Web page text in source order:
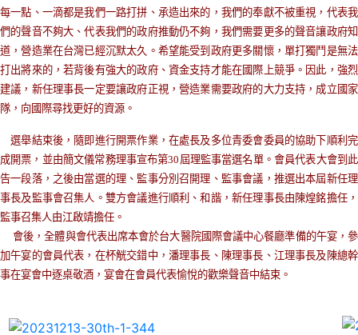
每一點、一滴都是我們一路打拼、承造出來的，我們的奉獻不被重視，代表我
們的聲音不夠大、代表我們的政府推動仍不夠，我們需要更多的聲音讓政府知
道，營造業在台灣已經沉默太久。希望能受到政府更多關懷，單打獨鬥是無法
打出將來的，若背後有強大的政府、資金支持才能在國際上競爭。因此，強烈
建議，新任理事長一定要讓政府正視，營造業需要政府的大力支持，成立國家
隊，向國際尋找更好的資源。
選舉結束後，隨即進行開票作業，在處長及多位青委會委員的協助下順利完
成開票，並由簡文儀常務理事宣布第30屆理監事當選名單。會員代表大會到此
告一段落，之後由當選的理、監事分別召開理、監事會議，推選出本屆新任理
事長及監事會召集人。雙方會議進行順利、和諧，新任理事長由陳煌銘擔任，
監事召集人由江啟靖擔任。
會後，全體與會代表出席本會於台大醫院國際會議中心餐廳準備的午宴，參
加午宴的會員代表，在杯觥交錯中，潘理事長、陳理事長、江理事長及陳總幹
事在宴會中逐桌敬酒，宴會在會員代表愉悅的歡樂聲音中結束 。